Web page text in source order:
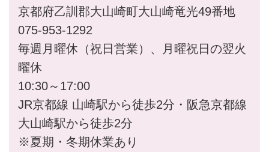
京都府乙訓郡大山崎町大山崎竜光49番地
075-953-1292
毎週月曜休（祝日営業）、月曜祝日の翌火
曜休
10:30～17:00
JR京都線 山崎駅から徒歩2分・阪急京都線
大山崎駅から徒歩2分
※夏期・冬期休業あり